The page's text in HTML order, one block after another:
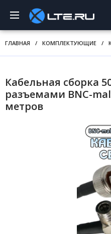
ГЛАВНАЯ / КОМПЛЕКТУЮЩИЕ /
Кабельная сборка
разъемами BNC-
метров